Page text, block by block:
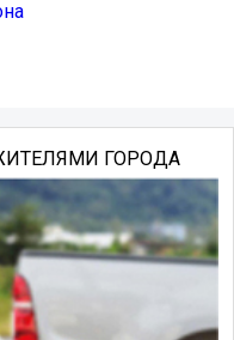
ГОРОДА